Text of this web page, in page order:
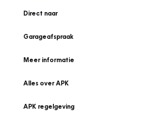
Direct naar
Garageafspraak
Meer informatie
Alles over APK
APK regelgeving